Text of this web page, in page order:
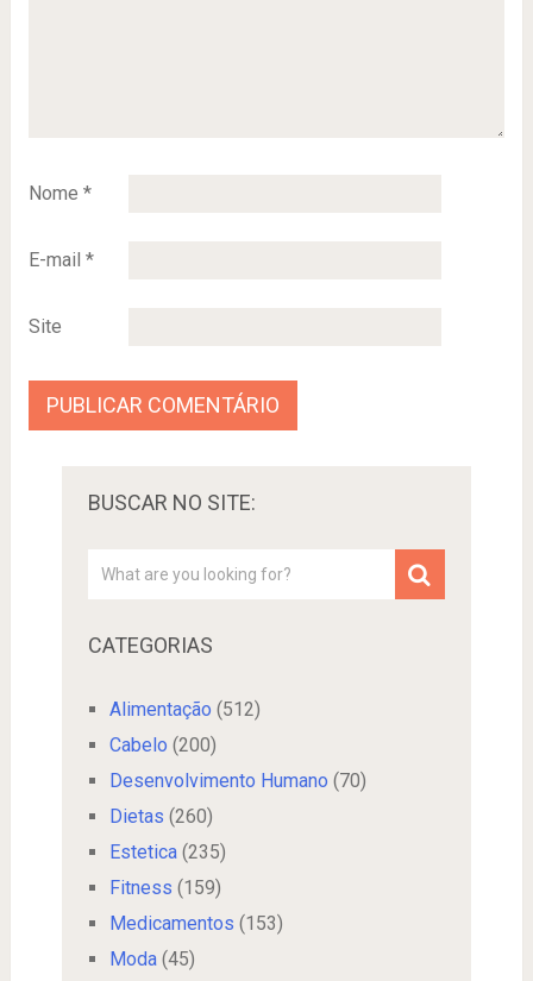
Nome *
E-mail *
Site
BUSCAR NO SITE:
CATEGORIAS
Alimentação (512)
Cabelo (200)
Desenvolvimento Humano (70)
Dietas (260)
Estetica(235)
Fitness (159)
Medicamentos (153)
Moda(45)